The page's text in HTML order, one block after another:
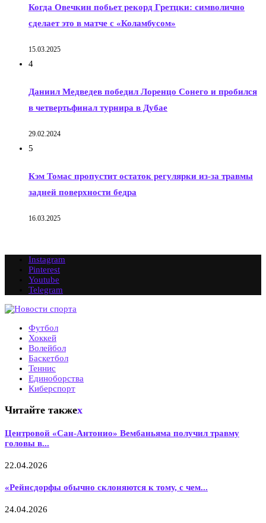
Когда Овечкин побьет рекорд Гретцки: символично
сделает это в матче с «Коламбусом»
15.03.2025
4
Даниил Медведев победил Лоренцо Сонего и пробился
в четвертьфинал турнира в Дубае
29.02.2024
5
Кэм Томас пропустит остаток регулярки из-за травмы
задней поверхности бедра
16.03.2025
Instagram
Pinterest
Youtube
Telegram
Футбол
Хоккей
Волейбол
Баскетбол
Теннис
Единоборства
Киберспорт
Читайте такжеx
Центровой «Сан-Антонио» Вембаньяма получил травму
головы в...
22.04.2026
«Рейнсдорфы обычно склоняются к тому, с чем...
24.04.2026